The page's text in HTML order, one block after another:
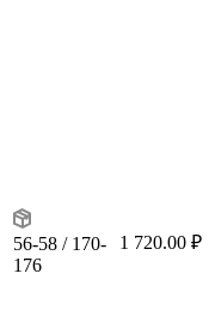
56-58 / 170-
176
1 720.00 ₽